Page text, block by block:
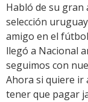
Habló de su gran
selección
amigo en el
llegó a Nacional
seguimos con
Ahora si quiere ir
tener que pagar